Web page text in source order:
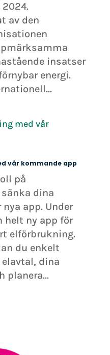
2024.
av den
insatser
energi.
vår kommande app
på
dina
app. Under
helt ny app för
elförbrukning.
du enkelt
dina
planera...